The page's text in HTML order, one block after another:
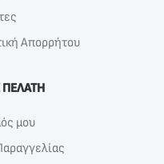
Απορρήτου
ΠΕΛΑΤΗ
μου